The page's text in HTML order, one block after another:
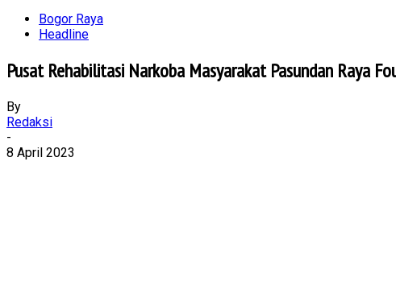
Bogor Raya
Headline
Pusat Rehabilitasi Narkoba Masyarakat Pasundan Raya
By
Redaksi
-
8 April 2023